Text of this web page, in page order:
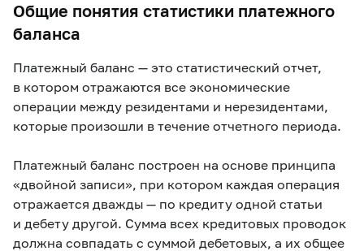
Общие понятия статистики платежного
баланса
Платежный баланс — это статистический отчет,
в котором отражаются все экономические
операции между резидентами и нерезидентами,
которые произошли в течение отчетного периода.
Платежный баланс построен на основе принципа
«двойной записи», при котором каждая операция
отражается дважды — по кредиту одной статьи
и дебету другой. Сумма всех кредитовых проводок
должна совпадать с суммой дебетовых, а их общее